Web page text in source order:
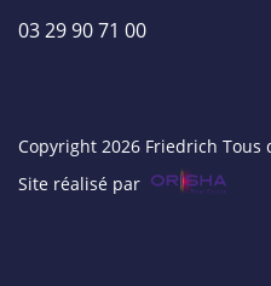
03 29 90 71 00
Copyright 2026 Friedrich Tous
Site réalisé par